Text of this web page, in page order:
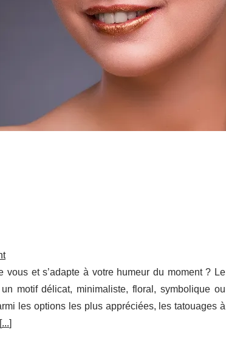
et s’adapte à votre humeur du moment ? Le
motif délicat, minimaliste, floral, symbolique ou
les options les plus appréciées, les tatouages à
...]